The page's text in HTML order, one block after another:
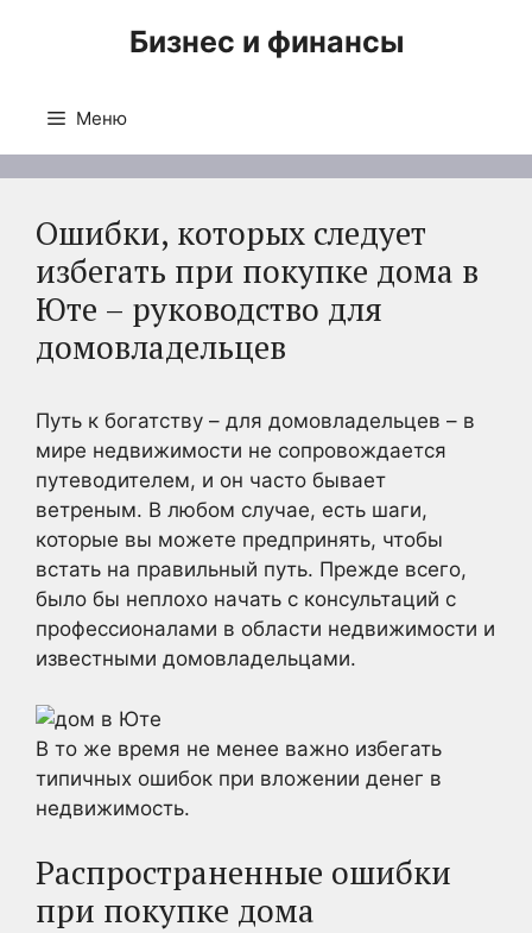
Бизнес и финансы
Меню
Ошибки, которых следует
избегать при покупке дома в
Юте – руководство для
домовладельцев
Путь к богатству – для домовладельцев – в
мире недвижимости не сопровождается
путеводителем, и он часто бывает
ветреным. В любом случае, есть шаги,
которые вы можете предпринять, чтобы
встать на правильный путь. Прежде всего,
было бы неплохо начать с консультаций с
профессионалами в области недвижимости и
известными домовладельцами.
В то же время не менее важно избегать
типичных ошибок при вложении денег в
недвижимость.
Распространенные ошибки
при покупке дома